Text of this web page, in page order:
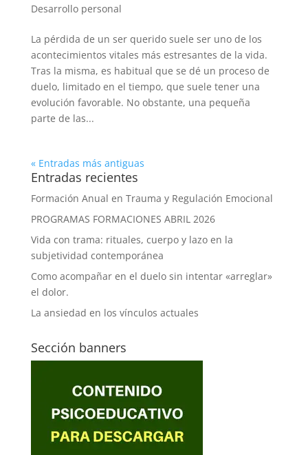
Desarrollo personal
La pérdida de un ser querido suele ser uno de los
acontecimientos vitales más estresantes de la vida.
Tras la misma, es habitual que se dé un proceso de
duelo, limitado en el tiempo, que suele tener una
evolución favorable. No obstante, una pequeña
parte de las...
« Entradas más antiguas
Entradas recientes
Formación Anual en Trauma y Regulación Emocional
PROGRAMAS FORMACIONES ABRIL 2026
Vida con trama: rituales, cuerpo y lazo en la
subjetividad contemporánea
Como acompañar en el duelo sin intentar «arreglar»
el dolor.
La ansiedad en los vínculos actuales
Sección banners